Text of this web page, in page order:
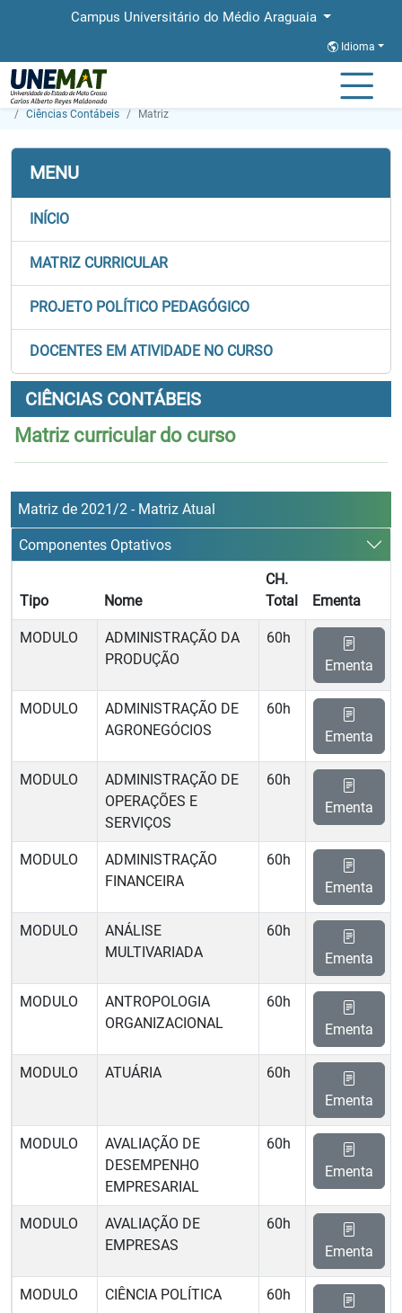
Campus Universitário do Médio Araguaia
Idioma
Página Inicial
Ciências Contábeis
Matriz
MENU
INÍCIO
MATRIZ CURRICULAR
PROJETO POLÍTICO PEDAGÓGICO
DOCENTES EM ATIVIDADE NO CURSO
CIÊNCIAS CONTÁBEIS
Matriz curricular do curso
Matriz de 2021/2 - Matriz Atual
Componentes Optativos
Tipo Nome
CH.
Total
Ementa
MODULO
ADMINISTRAÇÃO DA
PRODUÇÃO
60h
Ementa
MODULO
ADMINISTRAÇÃO DE
AGRONEGÓCIOS
60h
Ementa
MODULO
ADMINISTRAÇÃO DE
OPERAÇÕES E
SERVIÇOS
60h
Ementa
MODULO
ADMINISTRAÇÃO
FINANCEIRA
60h
Ementa
MODULO
ANÁLISE
MULTIVARIADA
60h
Ementa
MODULO
ANTROPOLOGIA
ORGANIZACIONAL
60h
Ementa
MODULO ATUÁRIA
60h
Ementa
MODULO
AVALIAÇÃO DE
DESEMPENHO
EMPRESARIAL
60h
Ementa
MODULO
AVALIAÇÃO DE
EMPRESAS
60h
Ementa
MODULO CIÊNCIA POLÍTICA
60h